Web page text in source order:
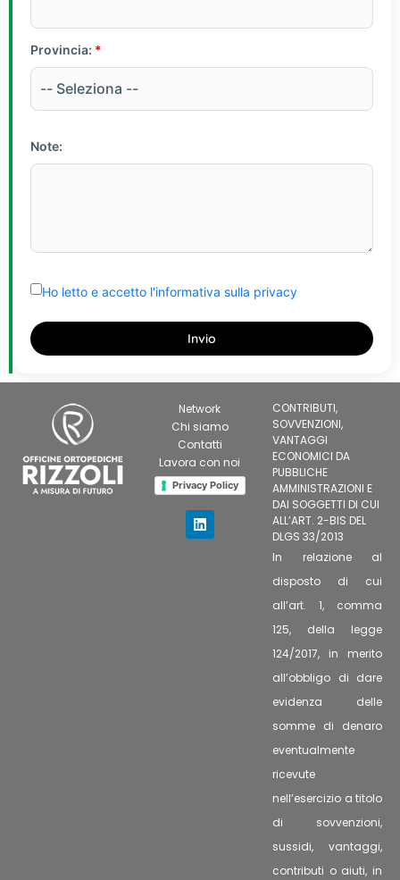
Provincia: *
Note:
Ho letto e accetto l'informativa sulla privacy
Network
Chi siamo
Contatti
Lavora con noi
Privacy Policy
CONTRIBUTI,
SOVVENZIONI,
VANTAGGI
ECONOMICI DA
PUBBLICHE
AMMINISTRAZIONI E
DAI SOGGETTI DI CUI
ALL’ART. 2-BIS DEL
DLGS 33/2013
In relazione al
disposto di cui
all’art. 1, comma
125, della legge
124/2017, in merito
all’obbligo di dare
evidenza delle
somme di denaro
eventualmente
ricevute
nell’esercizio a titolo
di sovvenzioni,
sussidi, vantaggi,
contributi o aiuti, in